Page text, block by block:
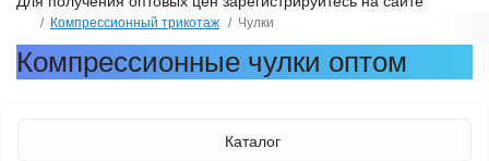
Компрессионный трикотаж Чулки
Компрессионные чулки оптом
Каталог